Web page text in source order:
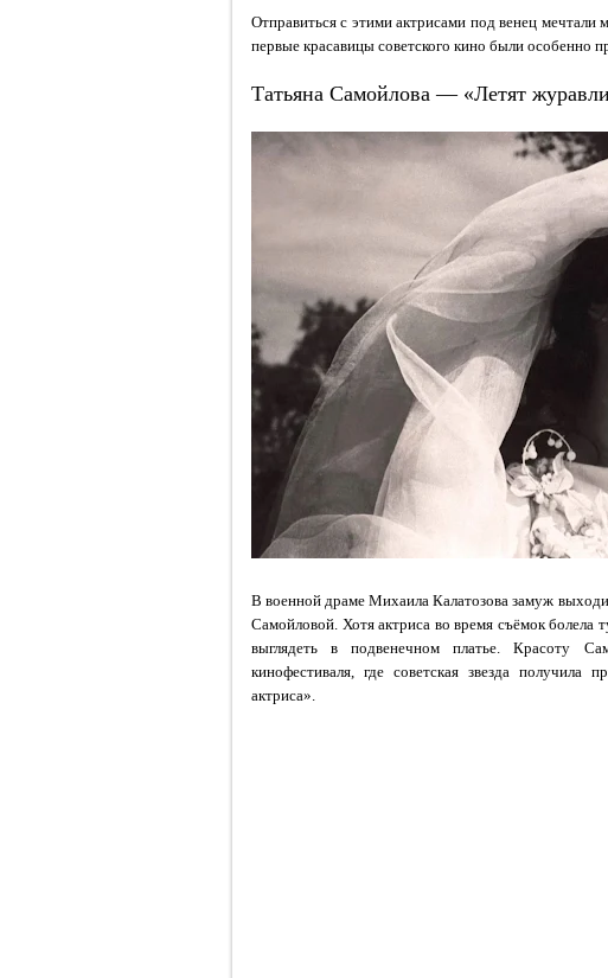
Отправиться с этими актрисами под венец
первые красавицы советского кино были особенно
Татьяна Самойлова — «Летят
В военной драме Михаила Калатозова замуж
Самойловой. Хотя актриса во время съёмок болела
выглядеть в подвенечном платье. Красоту
кинофестиваля, где советская звезда получила
актриса».